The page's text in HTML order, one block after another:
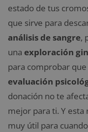
estado de tus
que sirve para
análisis de sangre,
una exploración
para comprobar
evaluación
donación no te
mejor para ti. Y esta
muy útil para